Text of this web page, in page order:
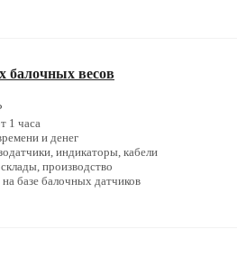
балочных весов
1 часа
и денег
индикаторы, кабели
производство
базе балочных датчиков